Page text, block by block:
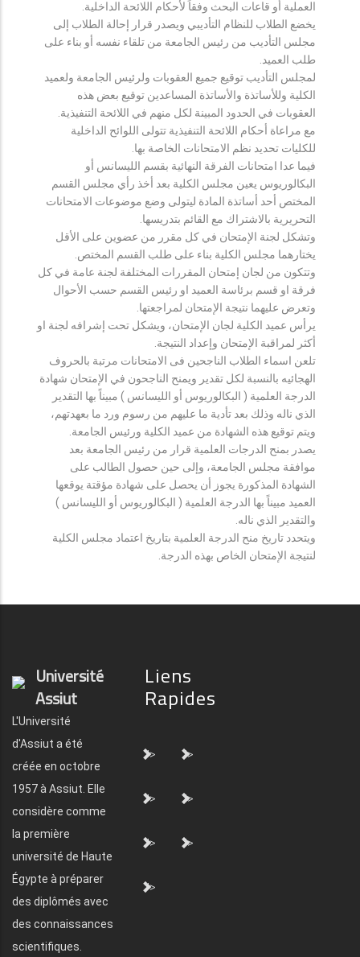
العملية أو قاعات البحث وفقاً لأحكام اللائحة الداخلية.
يخضع الطلاب للنظام التأديبي ويصدر قرار إحالة الطلاب إلى
مجلس التأديب من رئيس الجامعة من تلقاء نفسه أو بناء على
طلب العميد.
لمجلس التأديب توقيع جميع العقوبات ولرئيس الجامعة ولعميد
الكلية وللأساتذة والأساتذة المساعدين توقيع بعض هذه
العقوبات في الحدود المبينة لكل منهم في اللائحة التنفيذية.
مع مراعاة أحكام اللائحة التنفيذية تتولى اللوائح الداخلية
للكليات تحديد نظم الامتحانات الخاصة بها.
فيما عدا امتحانات الفرقة النهائية بقسم الليسانس أو
البكالوريوس يعين مجلس الكلية بعد أخذ رأي مجلس القسم
المختص أحد أساتذة المادة ليتولى وضع موضوعات الامتحانات
التحريرية بالاشتراك مع القائم بتدريسها.
وتشكل لجنة الإمتحان في كل مقرر من عضوين على الأقل
يختارهما مجلس الكلية بناء على طلب القسم المختص.
وتتكون من لجان إمتحان المقررات المختلفة لجنة عامة في كل
فرقة او قسم برئاسة العميد او رئيس القسم حسب الأحوال
وتعرض عليهما نتيجة الإمتحان لمراجعتها.
يرأس عميد الكلية لجان الإمتحان، ويشكل تحت إشرافه لجنة او
أكثر لمراقبة الإمتحان وإعداد النتيجة.
تلعن اسماء الطلاب الناجحين فى الامتحانات مرتبة بالحروف
الهجائيه بالنسبة لكل تقدير ويمنح الناجحون في الإمتحان شهادة
الدرجة العلمية ( البكالوريوس أو الليسانس ) مبيناً بها التقدير
الذي ناله وذلك بعد تأدية ما عليهم من رسوم ورد ما بعهدتهم،
ويتم توقيع هذه الشهادة من عميد الكلية ورئيس الجامعة.
يصدر بمنح الدرجات العلمية قرار من رئيس الجامعة بعد
موافقة مجلس الجامعة، وإلى حين حصول الطالب على
الشهادة المذكورة يجوز أن يحصل على شهادة مؤقتة يوقعها
العميد مبيناً بها الدرجة العلمية ( البكالوريوس أو الليسانس )
والتقدير الذي ناله.
ويتحدد تاريخ منح الدرجة العلمية بتاريخ اعتماد مجلس الكلية
لنتيجة الإمتحان الخاص بهذه الدرجة.
Université
Assiut
L'Université
d'Assiut a été
créée en octobre
1957 à Assiut. Elle
considère comme
la première
université de Haute
Égypte à préparer
des diplômés avec
des connaissances
scientifiques.
Liens
Rapides
"> ">
"> ">
"> ">
">